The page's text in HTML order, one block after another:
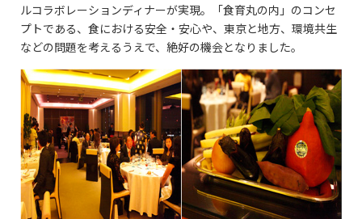
ルコラボレーションディナーが実現。「食育丸の内」のコンセ
プトである、食における安全・安心や、東京と地方、環境共生
などの問題を考えるうえで、絶好の機会となりました。